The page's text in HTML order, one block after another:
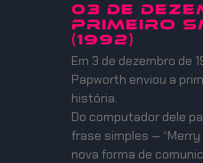
03 DE
PRIMEIRO
(1992)
Em 3 de dezembro de
Papworth enviou a
história.
Do computador dele
frase simples —
nova forma de